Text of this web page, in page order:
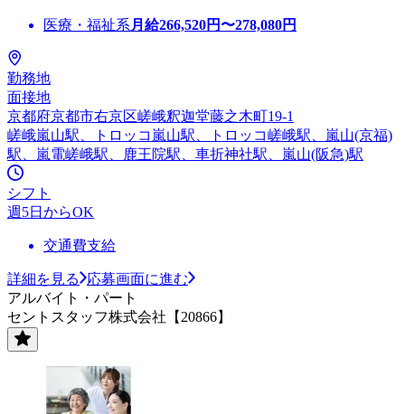
医療・福祉系 月給266,520円〜278,080円
勤務地
面接地
京都府京都市右京区嵯峨釈迦堂藤之木町19-1
嵯峨嵐山駅、トロッコ嵐山駅、トロッコ嵯峨駅、嵐山(京福)
駅、嵐電嵯峨駅、鹿王院駅、車折神社駅、嵐山(阪急)駅
シフト
週5日からOK
交通費支給
詳細を見る
応募画面に進む
アルバイト・パート
セントスタッフ株式会社【20866】